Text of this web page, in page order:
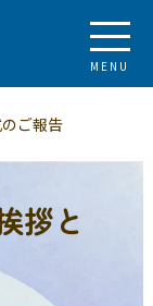
MENU
ご報告
拶と